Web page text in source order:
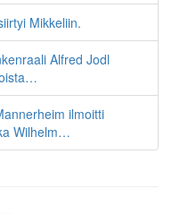
Mikkeliin.
Alfred Jodl
ilmoitti
Wilhelm…